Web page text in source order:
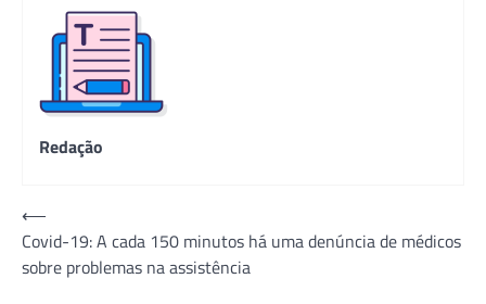
Redação
Navegação
de
Post
⟵
Covid-19: A cada 150 minutos há uma denúncia de médicos
sobre problemas na assistência